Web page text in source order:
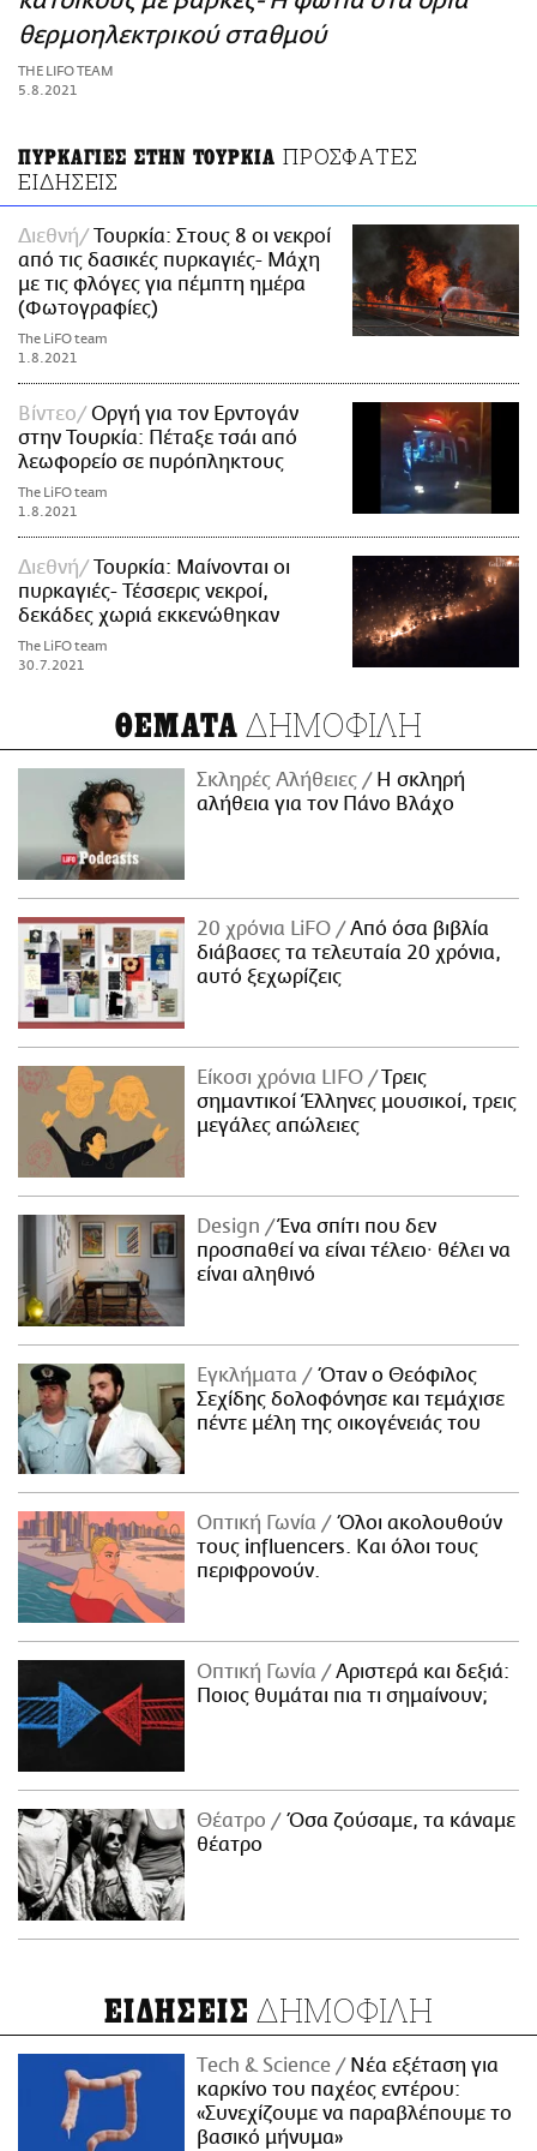
ΑΜΠΑ
PRINT
θερμοηλεκτρικού σταθμού
THE LIFO TEAM
5.8.2021
ΠΥΡΚΑΓΙΕΣ ΣΤΗΝ ΤΟΥΡΚΙΑ ΠΡΟΣΦΑΤΕΣ
ΕΙΔΗΣΕΙΣ
Διεθνή
Τουρκία: Στους 8 οι νεκροί
από τις δασικές πυρκαγιές- Μάχη
με τις φλόγες για πέμπτη ημέρα
(Φωτογραφίες)
The LiFO team
1.8.2021
Βίντεο
Οργή για τον Ερντογάν
στην Τουρκία: Πέταξε τσάι από
λεωφορείο σε πυρόπληκτους
The LiFO team
1.8.2021
Διεθνή
Τουρκία: Μαίνονται οι
πυρκαγιές- Τέσσερις νεκροί,
δεκάδες χωριά εκκενώθηκαν
The LiFO team
30.7.2021
ΘΕΜΑΤΑ ΔΗΜΟΦΙΛΗ
Σκληρές Αλήθειες
H σκληρή
αλήθεια για τον Πάνο Βλάχο
20 χρόνια LiFO
Από όσα βιβλία
διάβασες τα τελευταία 20 χρόνια,
αυτό ξεχωρίζεις
Είκοσι χρόνια LIFO
Tρεις
σημαντικοί Έλληνες μουσικοί, τρεις
μεγάλες απώλειες
Design
Ένα σπίτι που δεν
προσπαθεί να είναι τέλειο· θέλει να
είναι αληθινό
Εγκλήματα
Όταν ο Θεόφιλος
Σεχίδης δολοφόνησε και τεμάχισε
πέντε μέλη της οικογένειάς του
Οπτική Γωνία
Όλοι ακολουθούν
τους influencers. Και όλοι τους
περιφρονούν.
Οπτική Γωνία
Αριστερά και δεξιά:
Ποιος θυμάται πια τι σημαίνουν;
Θέατρο
Όσα ζούσαμε, τα κάναμε
θέατρο
ΕΙΔΗΣΕΙΣ ΔΗΜΟΦΙΛΗ
Τech & Science
Νέα εξέταση για
καρκίνο του παχέος εντέρου:
«Συνεχίζουμε να παραβλέπουμε το
βασικό μήνυμα»